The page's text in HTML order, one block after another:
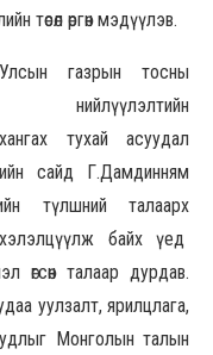
төсөл өргөн мэдүүлэв.
газрын тосны
нийлүүлэлтийн
тухай асуудал
сайд Г.Дамдинням
түлшний талаарх
байх үед
өгсөн талаар дурдав.
уулзалт, ярилцлага,
Монголын талын